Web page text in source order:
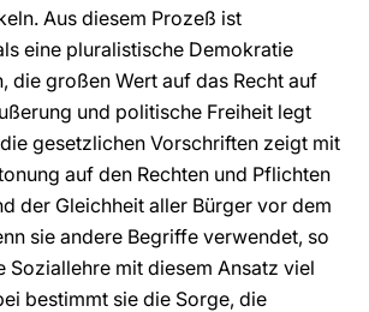
Aus diesem Prozeß ist
eine pluralistische Demokratie
die großen Wert auf das Recht auf
und politische Freiheit legt
gesetzlichen Vorschriften zeigt mit
auf den Rechten und Pflichten
der Gleichheit aller Bürger vor dem
sie andere Begriffe verwendet, so
Soziallehre mit diesem Ansatz viel
bestimmt sie die Sorge, die